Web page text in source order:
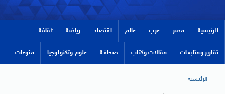
الرئيسية مصر عرب عالم اقتصاد رياضة ثقافة
تقارير ومتابعات مقالات وكتاب صحافة علوم وتكنولوجيا منوعات
الرئيسية